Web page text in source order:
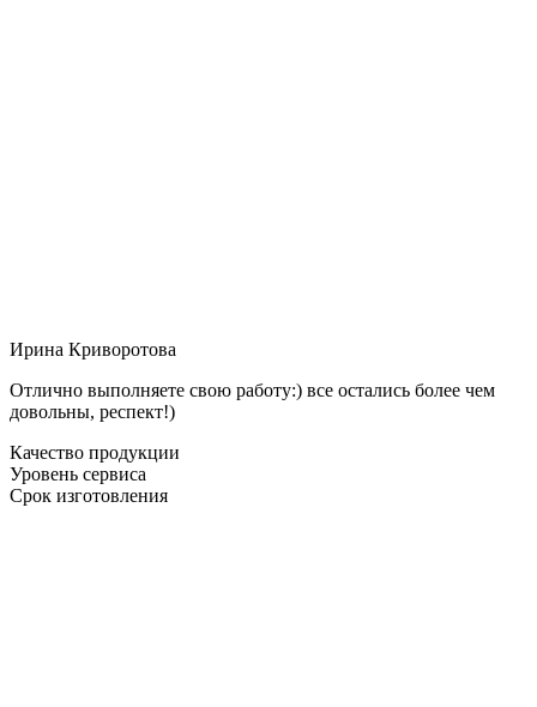
Ирина Криворотова
Отлично выполняете свою работу:) все остались более чем
довольны, респект!)
Качество продукции
Уровень сервиса
Срок изготовления